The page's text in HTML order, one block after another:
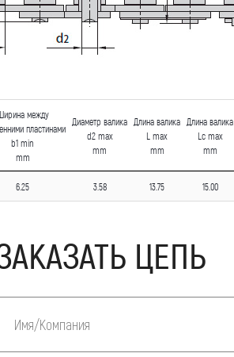
между
пластинами
b1 min
mm
Диаметр валика
d2 max
mm
Длина валика
L max
mm
Длина валика
Lc max
mm
6.25 3.58 13.75 15.00
ЦЕПЬ